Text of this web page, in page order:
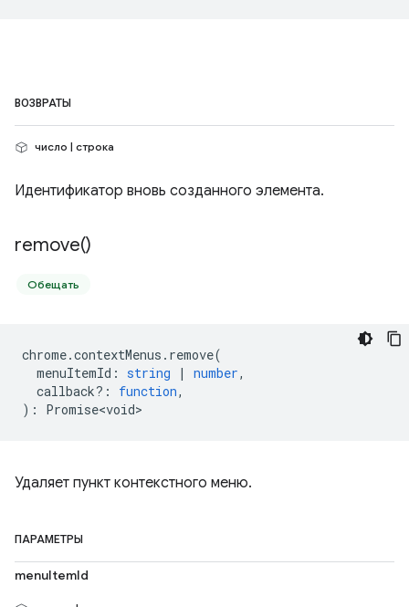
ВОЗВРАТЫ
число | строка
Идентификатор вновь созданного элемента.
remove()
Обещать
chrome.contextMenus . remove(
menuItemId : string | number,
callback? : function,
) : Promise<void>
Удаляет пункт контекстного меню.
ПАРАМЕТРЫ
menuItemId